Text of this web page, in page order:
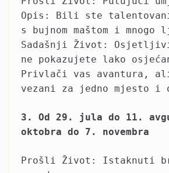
Opis: Bili ste
s bujnom maštom i mnogo
Sadašnji Život:
ne pokazujete lako
Privlači vas avantura,
vezani za jedno mjesto i
3. Od 29. jula do 11.
oktobra do 7. novembra
Prošli Život: Istaknuti